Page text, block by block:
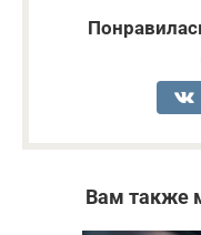
Вам также